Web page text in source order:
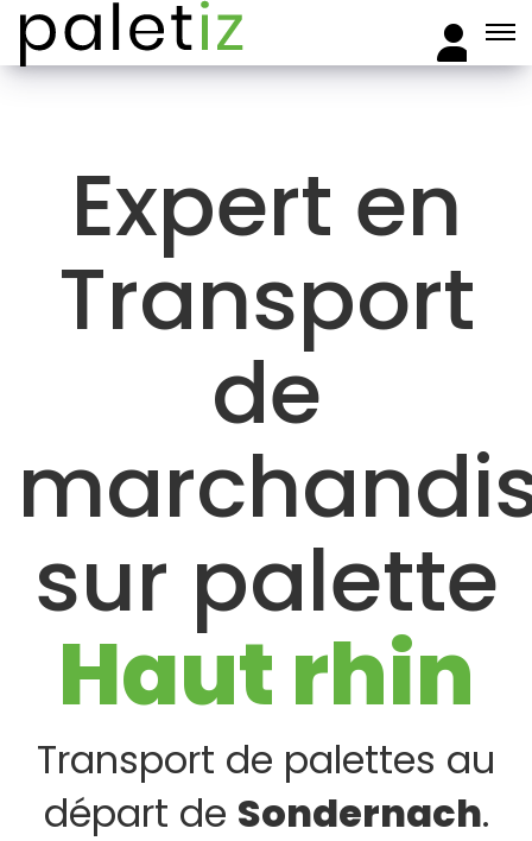
Expert en
Transport
de
sur palette
Haut rhin
Transport de palettes au
départ de Sondernach.